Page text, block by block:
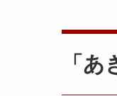
「